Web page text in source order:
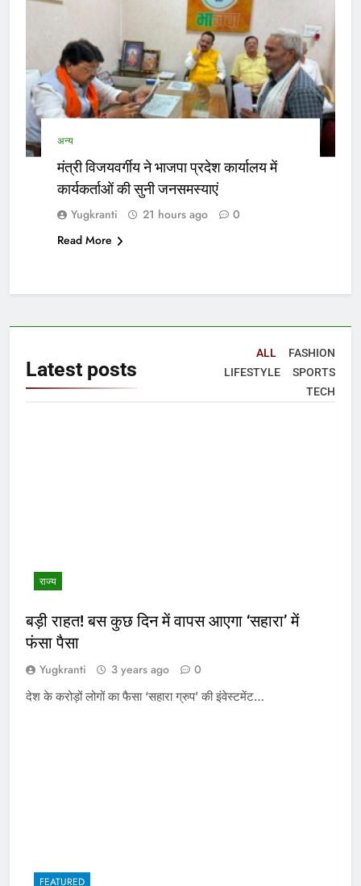
अन्य
मंत्री विजयवर्गीय ने भाजपा प्रदेश कार्यालय में
कार्यकर्ताओं की सुनी जनसमस्याएं
Yugkranti 21 hours ago
0
Read More
Latest posts
ALL
FASHION
LIFESTYLE
SPORTS
TECH
राज्य
बड़ी राहत! बस कुछ दिन में वापस आएगा ‘सहारा’ में
फंसा पैसा
Yugkranti 3 years ago 0
देश के करोड़ों लोगों का फैसा ‘सहारा ग्रुप’ की इंवेस्टमेंट…
FEATURED